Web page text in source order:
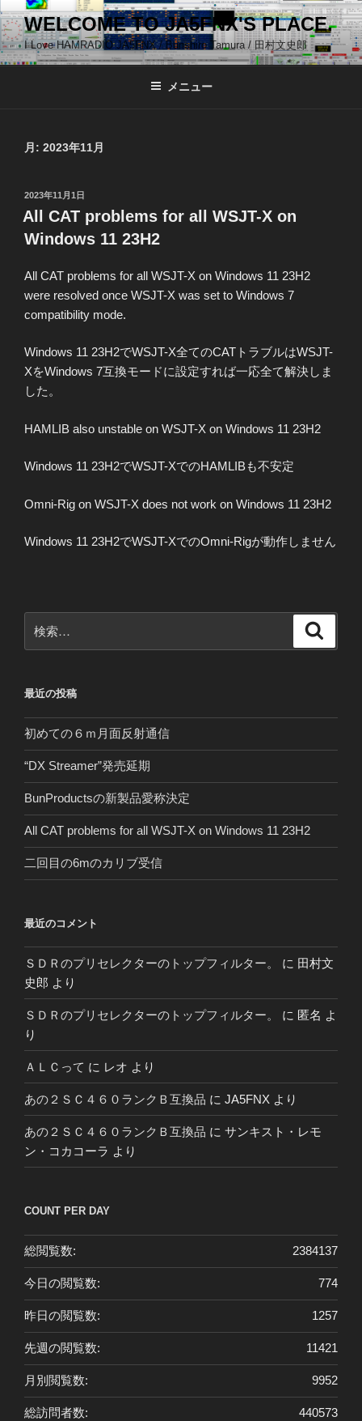
コ
ン
テ
ン
WELCOME TO JA5FNX'S PLACE.
I Love HAMRADIO JA5FNX / Bunshiro Tamura / 田村文史郎
メニュー
月: 2023年11月
投
稿
日:
2023年11月1日
All CAT problems for all WSJT-X on
Windows 11 23H2
All CAT problems for all WSJT-X on Windows 11 23H2
were resolved once WSJT-X was set to Windows 7
compatibility mode.
Windows 11 23H2でWSJT-X全てのCATトラブルはWSJT-
XをWindows 7互換モードに設定すれば一応全て解決しま
した。
HAMLIB also unstable on WSJT-X on Windows 11 23H2
Windows 11 23H2でWSJT-XでのHAMLIBも不安定
Omni-Rig on WSJT-X does not work on Windows 11 23H2
Windows 11 23H2でWSJT-XでのOmni-Rigが動作しません
索:
最近の投稿
初めての６ｍ月面反射通信
“DX Streamer”発売延期
BunProductsの新製品愛称決定
All CAT problems for all WSJT-X on Windows 11 23H2
二回目の6mのカリブ受信
最近のコメント
ＳＤＲのプリセレクターのトップフィルター。 に 田村文
史郎 より
ＳＤＲのプリセレクターのトップフィルター。 に 匿名 よ
り
ＡＬＣって に レオ より
あの２ＳＣ４６０ランクＢ互換品 に JA5FNX より
あの２ＳＣ４６０ランクＢ互換品 に サンキスト・レモ
ン・コカコーラ より
COUNT PER DAY
2384137
総閲覧数:
774
今日の閲覧数:
1257
昨日の閲覧数:
11421
先週の閲覧数:
9952
月別閲覧数:
440573
総訪問者数: